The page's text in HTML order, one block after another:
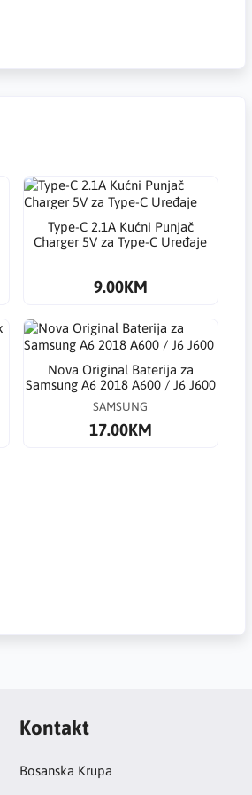
Type-C 2.1A Kućni Punjač
Charger 5V za Type-C Uređaje
9.00KM
Nova Original Baterija za
Samsung A6 2018 A600 / J6 J600
SAMSUNG
17.00KM
Kontakt
Bosanska Krupa